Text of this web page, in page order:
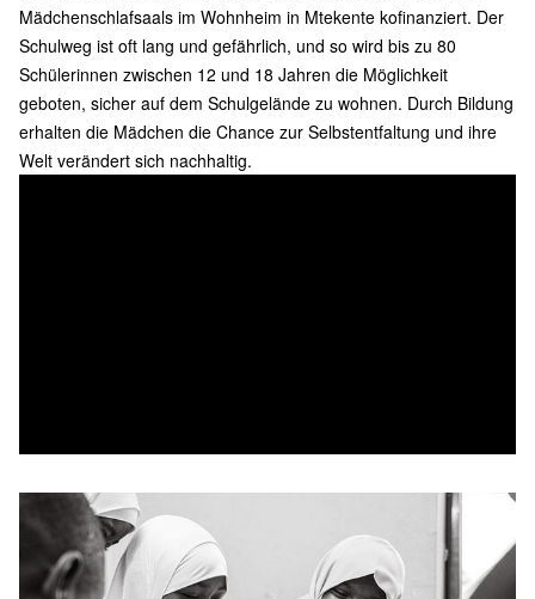
Mädchenschlafsaals im Wohnheim in Mtekente kofinanziert. Der
Schulweg ist oft lang und gefährlich, und so wird bis zu 80
Schülerinnen zwischen 12 und 18 Jahren die Möglichkeit
geboten, sicher auf dem Schulgelände zu wohnen. Durch Bildung
erhalten die Mädchen die Chance zur Selbstentfaltung und ihre
Welt verändert sich nachhaltig.